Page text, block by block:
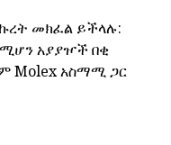
መክፈል ይችላሉ:
አያያዦች በቂ
Molex አስማሚ ጋር